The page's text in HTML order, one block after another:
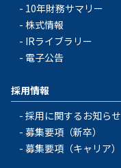
10年財務サマリー
株式情報
IRライブラリー
電子公告
採用情報
採用に関するお知らせ
募集要項（新卒）
募集要項（キャリア）